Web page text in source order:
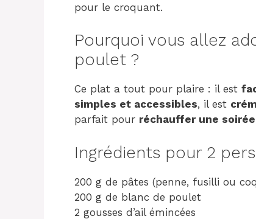
pour le croquant.
Pourquoi vous allez
poulet ?
Ce plat a tout pour plaire : il est
simples et accessibles, il est
parfait pour réchauffer une soirée
Ingrédients pour 2
200 g de pâtes (penne, fusilli ou
200 g de blanc de poulet
2 gousses d’ail émincées